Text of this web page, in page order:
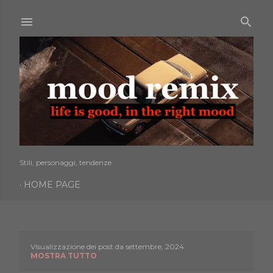
Stili, personaggi, tendenze
HOME PAGE
Visualizzazione dei post da settembre, 2024
MOSTRA TUTTO